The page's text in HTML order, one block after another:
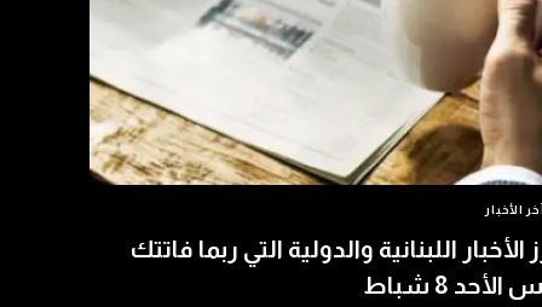
آخر الأخبار
الأخبار اللبنانية والدولية التي ربما فاتتك
8 شباط